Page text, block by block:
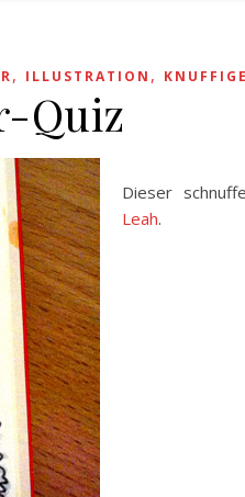
, ILLUSTRATION ,
Quiz
Dieser
Leah.